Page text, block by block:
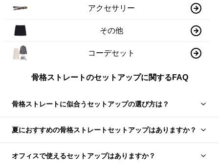
アクセサリー
その他
コーデセット
骨格ストレートのセットアップに関するFAQ
骨格ストレートに似合うセットアップの選び方は？
夏におすすめの骨格ストレートセットアップはありますか？
オフィスで使えるセットアップはありますか？